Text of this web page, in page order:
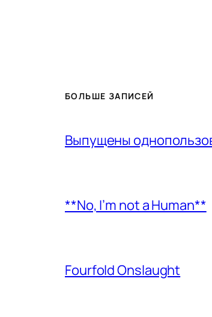
БОЛЬШЕ ЗАПИСЕЙ
Выпущены
**No, I’m not a Human**
Fourfold Onslaught